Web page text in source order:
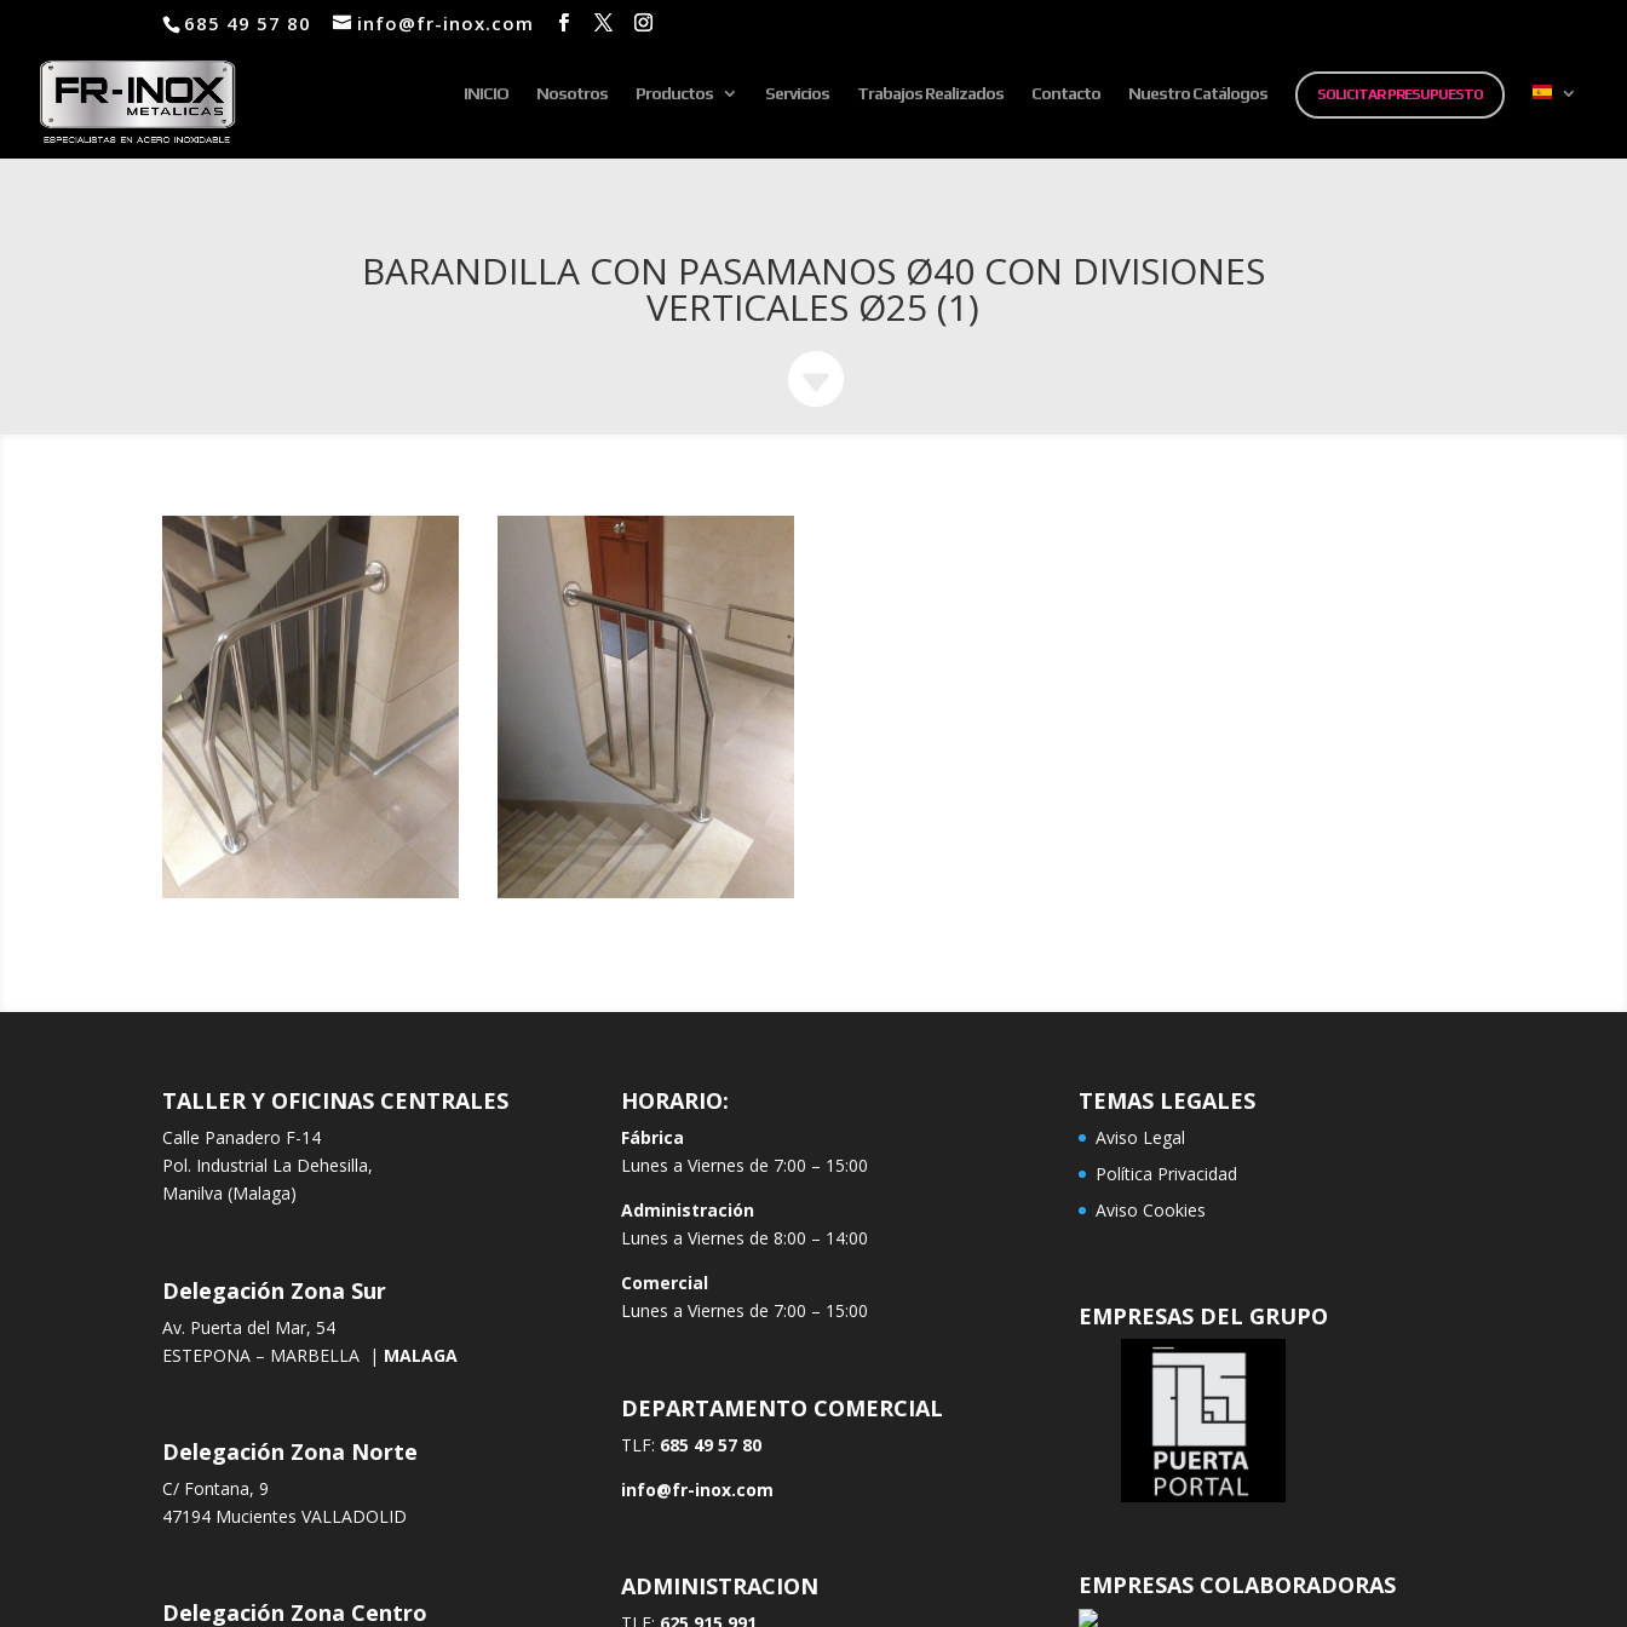
685 49 57 80 info@fr-inox.com
INICIO Nosotros Productos Servicios Trabajos Realizados Contacto Nuestro Catálogos SOLICITAR PRESUPUESTO
BARANDILLA CON PASAMANOS Ø40 CON DIVISIONES
VERTICALES Ø25 (1)
TALLER Y OFICINAS CENTRALES
Calle Panadero F-14
Pol. Industrial La Dehesilla,
Manilva (Malaga)
Delegación Zona Sur
Av. Puerta del Mar, 54
ESTEPONA – MARBELLA | MALAGA
Delegación Zona Norte
C/ Fontana, 9
47194 Mucientes VALLADOLID
Delegación Zona Centro
HORARIO:
Fábrica
Lunes a Viernes de 7:00 – 15:00
Administración
Lunes a Viernes de 8:00 – 14:00
Comercial
Lunes a Viernes de 7:00 – 15:00
DEPARTAMENTO COMERCIAL
TLF: 685 49 57 80
info@fr-inox.com
ADMINISTRACION
TLF: 625 915 991
TEMAS LEGALES
Aviso Legal
Política Privacidad
Aviso Cookies
EMPRESAS DEL GRUPO
EMPRESAS COLABORADORAS